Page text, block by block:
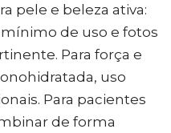
pele e beleza ativa:
de uso e fotos
Para força e
uso
Para pacientes
de forma